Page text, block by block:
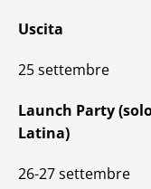
Uscita
25 settembre
Launch Party
Latina)
26-27 settembre